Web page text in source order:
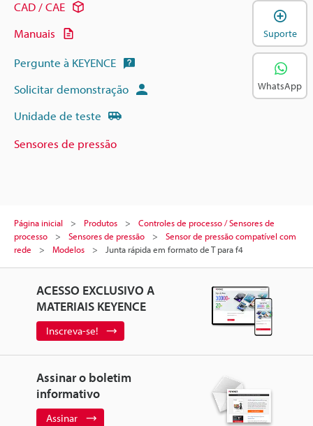
CAD / CAE
Manuais
Pergunte à KEYENCE
Solicitar demonstração
Unidade de teste
Sensores de pressão
Página inicial Produtos
Controles de processo / Sensores de
processo
Sensores de pressão
Sensor de pressão compatível com
rede
Modelos Junta rápida em formato de T para f4
ACESSO EXCLUSIVO A
MATERIAIS KEYENCE
Inscreva-se!
Assinar o boletim
informativo
Assinar
Suporte
WhatsApp